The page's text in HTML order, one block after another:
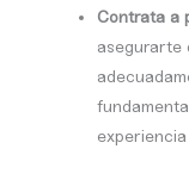
Contrata a
asegurarte